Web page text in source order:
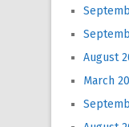
August
March